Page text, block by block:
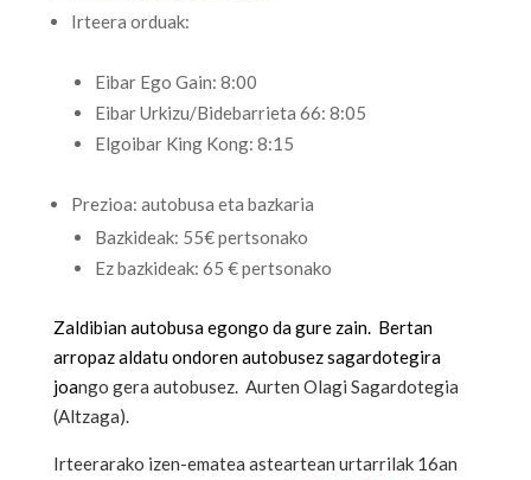
Irteera orduak:
Eibar Ego Gain: 8:00
Eibar Urkizu/Bidebarrieta 66: 8:05
Elgoibar King Kong: 8:15
Prezioa: autobusa eta bazkaria
Bazkideak: 55€ pertsonako
Ez bazkideak: 65 € pertsonako
Zaldibian autobusa egongo da gure zain. Bertan
arropaz aldatu ondoren autobusez sagardotegira
joango gera autobusez. Aurten Olagi Sagardotegia
(Altzaga).
Irteerarako izen-ematea asteartean urtarrilak 16an